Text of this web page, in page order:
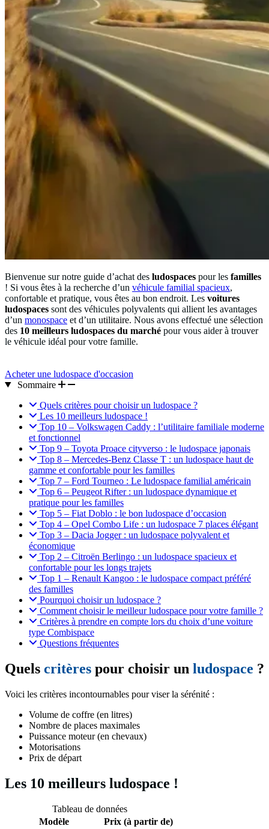
Bienvenue sur notre guide d’achat des ludospaces pour les familles
! Si vous êtes à la recherche d’un véhicule familial spacieux,
confortable et pratique, vous êtes au bon endroit. Les voitures
ludospaces sont des véhicules polyvalents qui allient les avantages
d’un monospace et d’un utilitaire. Nous avons effectué une sélection
des 10 meilleurs ludospaces du marché pour vous aider à trouver
le véhicule idéal pour votre famille.
Acheter une ludospace d'occasion
Sommaire
Quels critères pour choisir un ludospace ?
Les 10 meilleurs ludospace !
Top 10 – Volkswagen Caddy : l’utilitaire familiale moderne
et fonctionnel
Top 9 – Toyota Proace cityverso : le ludospace japonais
Top 8 – Mercedes-Benz Classe T : un ludospace haut de
gamme et confortable pour les familles
Top 7 – Ford Tourneo : Le ludospace familial américain
Top 6 – Peugeot Rifter : un ludospace dynamique et
pratique pour les familles
Top 5 – Fiat Doblo : le bon ludospace d’occasion
Top 4 – Opel Combo Life : un ludospace 7 places élégant
Top 3 – Dacia Jogger : un ludospace polyvalent et
économique
Top 2 – Citroën Berlingo : un ludospace spacieux et
confortable pour les longs trajets
Top 1 – Renault Kangoo : le ludospace compact préféré
des familles
Pourquoi choisir un ludospace ?
Comment choisir le meilleur ludospace pour votre famille ?
Critères à prendre en compte lors du choix d’une voiture
type Combispace
Questions fréquentes
Quels critères pour choisir un ludospace ?
Voici les critères incontournables pour viser la sérénité :
Volume de coffre (en litres)
Nombre de places maximales
Puissance moteur (en chevaux)
Motorisations
Prix de départ
Les 10 meilleurs ludospace !
Tableau de données
Modèle
Prix (à partir de)